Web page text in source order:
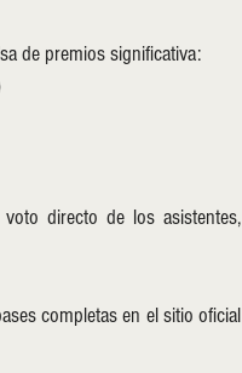
de premios significativa:
directo de los asistentes,
completas en el sitio oficial